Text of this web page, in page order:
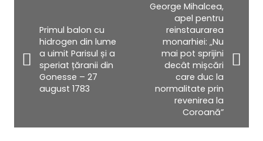
Primul balon cu
hidrogen din lume
a uimit Parisul și a
speriat țăranii din
Gonesse – 27
august 1783
George Mihalcea,
apel pentru
reinstaurarea
monarhiei: „Nu
mai pot sprijini
decât mișcări
care duc la
normalitate prin
revenirea la
Coroană”